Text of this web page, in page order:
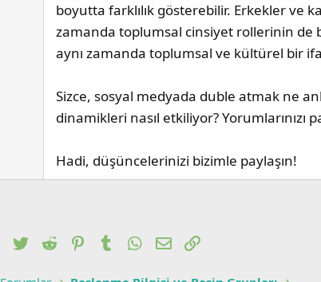
boyutta farklılık gösterebilir. Erkekler ve
zamanda toplumsal cinsiyet rollerinin de
aynı zamanda toplumsal ve kültürel bir
Sizce, sosyal medyada duble atmak ne
dinamikleri nasıl etkiliyor?
Hadi, düşüncelerinizi bizimle paylaşın!
Facebook
TwitterReddit PinterestTumblrWhatsApp
E-postaLink